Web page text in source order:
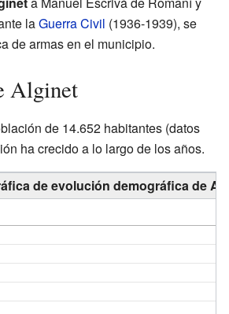
laGuerra Civil (1936-1939), se
de armas en el municipio.
Alginet
de 14.652 habitantes (datos
ha crecido a lo largo de los años.
de evolución demográfica de